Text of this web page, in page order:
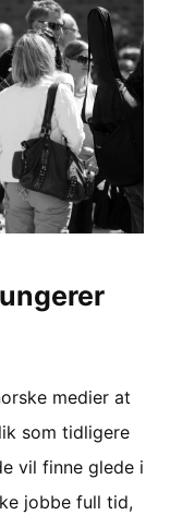
medier at
som tidligere
vil finne glede i
jobbe full tid,